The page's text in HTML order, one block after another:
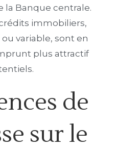
la Banque centrale.
immobiliers,
variable, sont en
plus attractif
de
sur le